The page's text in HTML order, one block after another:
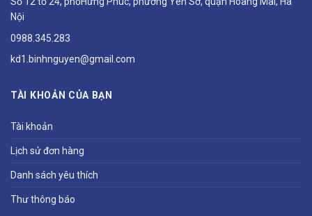
Nội
0988.345.283
kd1.binhnguyen@gmail.com
TÀI KHOẢN CỦA BẠN
Tài khoản
Lịch sử đơn hàng
Danh sách yêu thích
Thư thông báo